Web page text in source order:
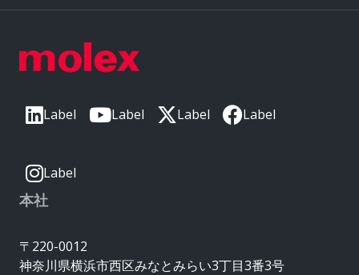
Label Label Label Label
Label
本社
〒220-0012
神奈川県横浜市西区みなとみらい3丁目3番3号